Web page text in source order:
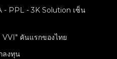
- PPL - 3K Solution เซ็น
คันแรกของไทย
ลงทุน